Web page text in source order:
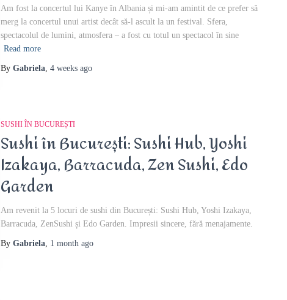
Am fost la concertul lui Kanye în Albania și mi-am amintit de ce prefer să
merg la concertul unui artist decât să-l ascult la un festival. Sfera,
spectacolul de lumini, atmosfera – a fost cu totul un spectacol în sine
Read more
By Gabriela, 4 weeks ago
SUSHI ÎN BUCUREȘTI
Sushi în București: Sushi Hub, Yoshi
Izakaya, Barracuda, Zen Sushi, Edo
Garden
Am revenit la 5 locuri de sushi din București: Sushi Hub, Yoshi Izakaya,
Barracuda, ZenSushi și Edo Garden. Impresii sincere, fără menajamente.
By Gabriela, 1 month ago